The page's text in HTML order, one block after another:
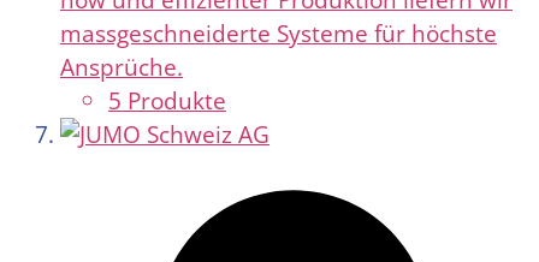
massgeschneiderte Systeme für höchste
Ansprüche.
5 Produkte